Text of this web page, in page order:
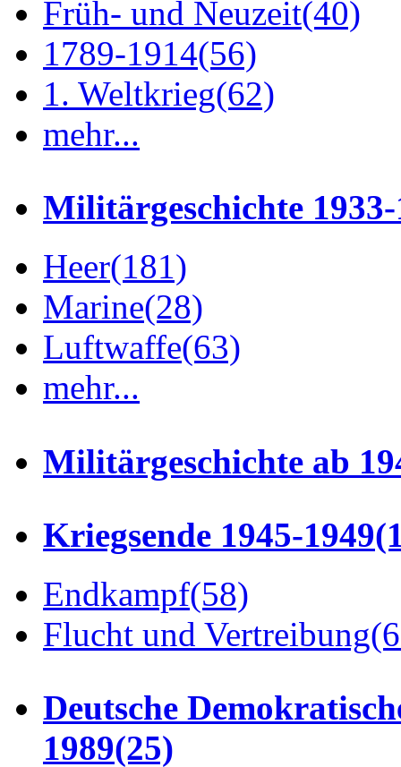
Früh- und Neuzeit(40)
1789-1914(56)
1. Weltkrieg(62)
mehr...
Militärgeschichte 1933-
Heer(181)
Marine(28)
Luftwaffe(63)
mehr...
Militärgeschichte ab
Kriegsende 1945-1949
Endkampf(58)
Flucht und Vertreibung
Deutsche
1989(25)